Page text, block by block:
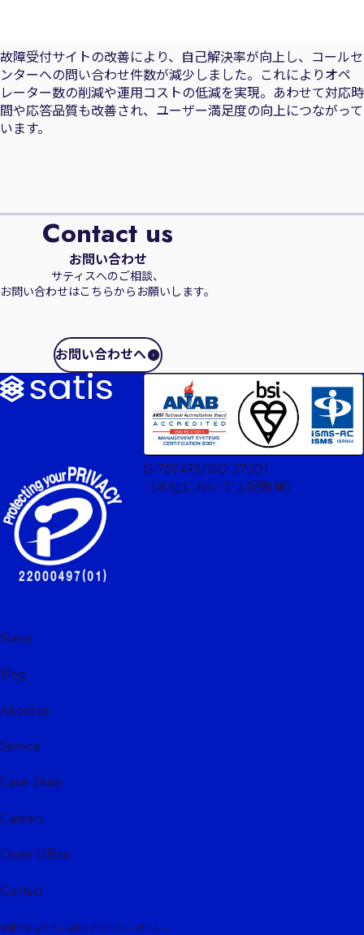
故障受付サイトの改善により、自己解決率が向上し、コールセ
ンターへの問い合わせ件数が減少しました。これによりオペ
レーター数の削減や運用コストの低減を実現。あわせて対応時
間や応答品質も改善され、ユーザー満足度の向上につながって
います。
Contact us
お問い合わせ
サティスへのご相談、
お問い合わせはこちらからお願いします。
お問い合わせへ
IS 759493/ISO 27001
（本社において上記取得）
News
Blog
About us
Service
Case Study
Careers
Open Office
Contact
情報セキュリティ方針とプライバシーポリシー